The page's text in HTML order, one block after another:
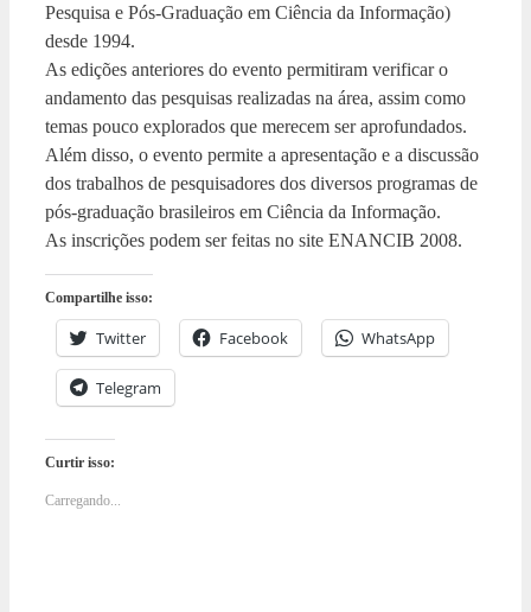
Pesquisa e Pós-Graduação em Ciência da Informação)
desde 1994.
As edições anteriores do evento permitiram verificar o
andamento das pesquisas realizadas na área, assim como
temas pouco explorados que merecem ser aprofundados.
Além disso, o evento permite a apresentação e a discussão
dos trabalhos de pesquisadores dos diversos programas de
pós-graduação brasileiros em Ciência da Informação.
As inscrições podem ser feitas no site ENANCIB 2008.
Compartilhe isso:
Twitter Facebook WhatsApp
Telegram
Curtir isso:
Carregando...